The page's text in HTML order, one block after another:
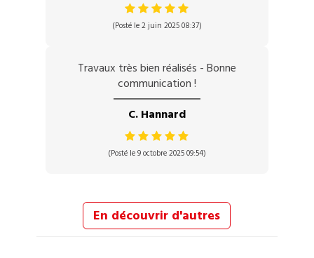
(Posté le 2 juin 2025 08:37)
Travaux très bien réalisés - Bonne
communication !
C. Hannard
(Posté le 9 octobre 2025 09:54)
En découvrir d'autres